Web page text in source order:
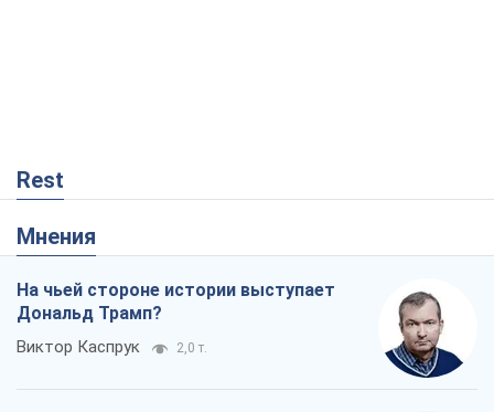
Rest
Мнения
На чьей стороне истории выступает
Дональд Трамп?
Виктор Каспрук 2,0 т.